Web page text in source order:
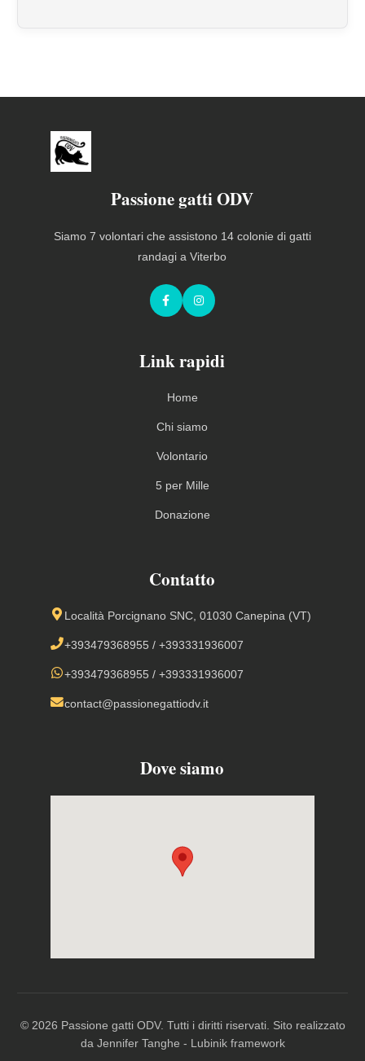
Passione gatti ODV
Siamo 7 volontari che assistono 14 colonie di gatti
randagi a Viterbo
FacebookInstagram
Link rapidi
Home
Chi siamo
Volontario
5 per Mille
Donazione
Contatto
Località Porcignano SNC, 01030 Canepina (VT)
+393479368955 /+393331936007
+393479368955 /+393331936007
contact@passionegattiodv.it
Dove siamo
© 2026 Passione gatti ODV. Tutti i diritti riservati. Sito realizzato
da Jennifer Tanghe - Lubinik framework